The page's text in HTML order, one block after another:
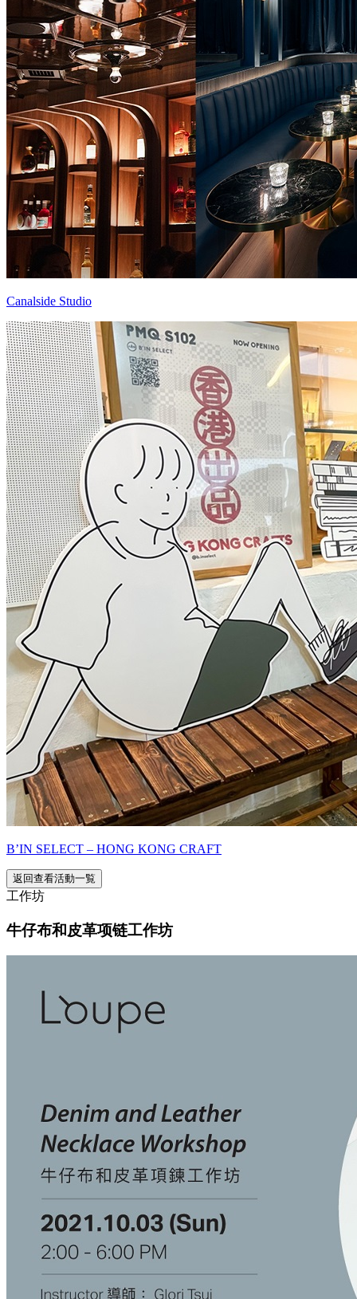
Canalside Studio
B’IN SELECT – HONG KONG CRAFT
返回查看活動一覧
工作坊
牛仔布和皮革项链工作坊